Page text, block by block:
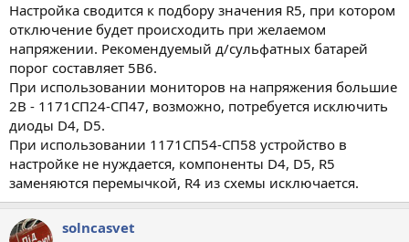
Настройка сводится к подбору значения R5, при котором
отключение будет происходить при желаемом
напряжении. Рекомендуемый д/сульфатных батарей
порог составляет 5В6.
При использовании мониторов на напряжения большие
2В - 1171СП24-СП47, возможно, потребуется исключить
диоды D4, D5.
При использовании 1171СП54-СП58 устройство в
настройке не нуждается, компоненты D4, D5, R5
заменяются перемычкой, R4 из схемы исключается.
solncasvet